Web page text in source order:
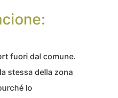
fuori dal comune.
stessa della zona
lo